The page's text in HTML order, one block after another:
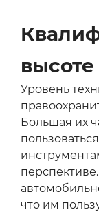
высоте
Уровень
Большая их
что им